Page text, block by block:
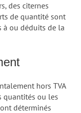
des citernes
de quantité sont
à ou déduits de la
hors TVA
quantités ou les
déterminés